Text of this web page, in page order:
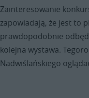
Zainteresowanie
zapowiadają, że jest to
prawdopodobnie
kolejna wystawa.
Nadwiślańskiego